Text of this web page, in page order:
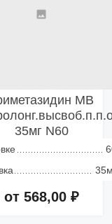
МВ
35мг N60
от 568,00 ₽